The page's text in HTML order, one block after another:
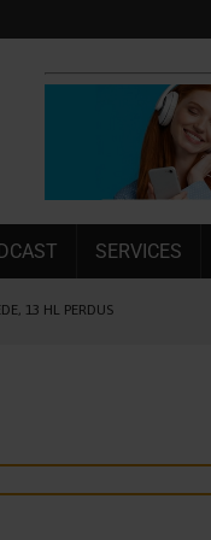
SERVICES
13 HL PERDUS
CAPACITÉ DE 50 %